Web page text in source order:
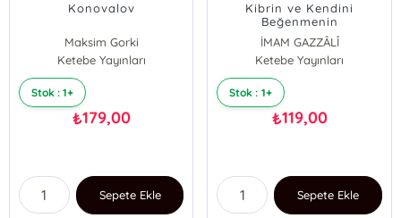
Konovalov
Maksim Gorki
Ketebe Yayınları
Stok : 1+
₺179,00
Sepete Ekle
Kibrin ve Kendini
Beğenmenin
Yergisi;Kitâbü Zemmi’l-
Kibr ve’l-‘Ucb
İMAM GAZZÂLÎ
Ketebe Yayınları
Stok : 1+
₺119,00
Sepete Ekle